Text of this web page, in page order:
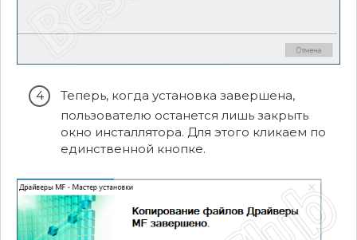
Теперь, когда установка завершена,
пользователю останется лишь закрыть
окно инсталлятора. Для этого кликаем по
единственной кнопке.